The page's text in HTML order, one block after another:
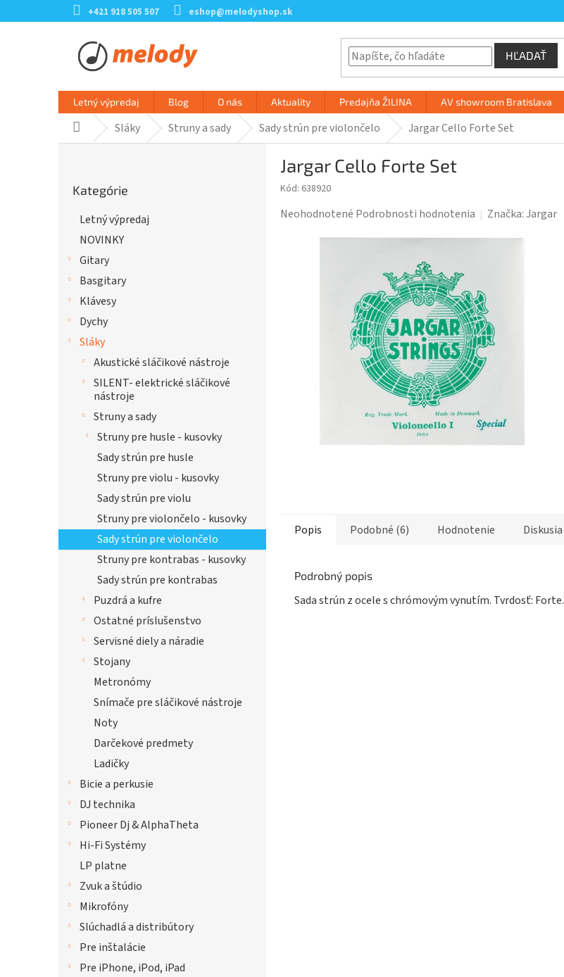
na
+421 918 505 507 eshop@melodyshop.sk
HĽADAŤ
Letný výpredaj Blog O nás Aktuality Predajňa ŽILINA AV showroom Bratislava
DomovSláky Struny a sady Sady strún pre violončelo Jargar Cello Forte Set
kategórie
Kategórie
Letný výpredaj
NOVINKY
Gitary
Basgitary
Klávesy
Dychy
Sláky
Akustické sláčikové nástroje
SILENT- elektrické sláčikové
nástroje
Struny a sady
Struny pre husle - kusovky
Sady strún pre husle
Struny pre violu - kusovky
Sady strún pre violu
Struny pre violončelo - kusovky
Sady strún pre violončelo
Struny pre kontrabas - kusovky
Sady strún pre kontrabas
Puzdrá a kufre
Ostatné príslušenstvo
Servisné diely a náradie
Stojany
Metronómy
Snímače pre sláčikové nástroje
Noty
Darčekové predmety
Ladičky
Bicie a perkusie
DJ technika
Pioneer Dj & AlphaTheta
Hi-Fi Systémy
LP platne
Zvuk a štúdio
Mikrofóny
Slúchadlá a distribútory
Pre inštalácie
Pre iPhone, iPod, iPad
Jargar Cello Forte Set
Kód: 638920
Priemerné
Neohodnotené Podrobnosti hodnotenia Značka:Jargar
Popis Podobné (6) Hodnotenie Diskusia
Podrobný popis
Sada strún z ocele s chrómovým vynutím. Tvrdosť: Forte.